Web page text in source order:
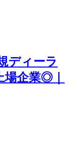
ディーラ
場企業◎｜